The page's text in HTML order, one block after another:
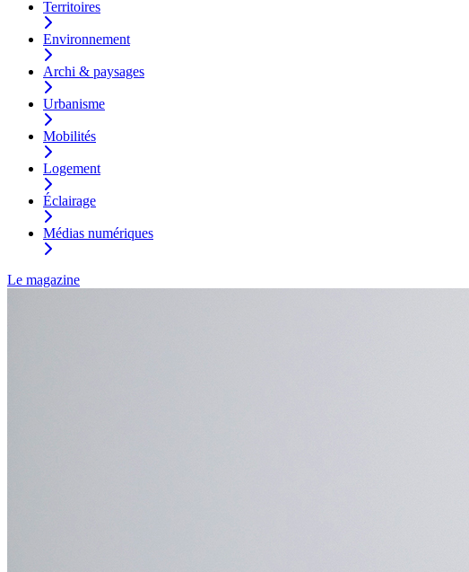
Territoires
Environnement
Archi & paysages
Urbanisme
Mobilités
Logement
Éclairage
Médias numériques
Le magazine